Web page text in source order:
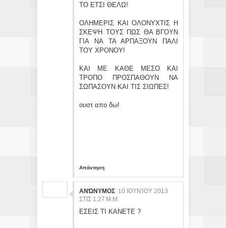
ΤΟ ΕΤΣΙ ΘΕΛΩ!
ΟΛΗΜΕΡΙΣ ΚΑΙ ΟΛΟΝΥΧΤΙΣ Η
ΣΚΕΨΗ ΤΟΥΣ ΠΩΣ ΘΑ ΒΓΟΥΝ
ΓΙΑ ΝΑ ΤΑ ΑΡΠΑΞΟΥΝ ΠΑΛΙ
ΤΟΥ ΧΡΟΝΟΥ!
ΚΑΙ ΜΕ ΚΑΘΕ ΜΕΣΟ ΚΑΙ
ΤΡΟΠΟ ΠΡΟΣΠΑΘΟΥΝ ΝΑ
ΣΩΠΑΣΟΥΝ ΚΑΙ ΤΙΣ ΣΙΩΠΕΣ!
ουστ απο δω!
Απάντηση
ΑΝΏΝΥΜΟΣ 10 ΙΟΥΝΊΟΥ 2013
ΣΤΙΣ 1:27 Μ.Μ.
ΕΣΕΙΣ ΤΙ ΚΑΝΕΤΕ ?